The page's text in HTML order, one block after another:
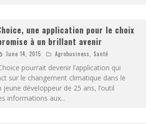
une application pour le choix
à un brillant avenir
June 14, 2015 Agrobusiness Santé
pourrait devenir l’application qui
sur le changement climatique dans le
jeune développeur de 25 ans, l’outil
informations aux...